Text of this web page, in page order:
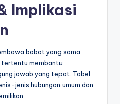
Implikasi
bobot yang sama.
tertentu membantu
jawab yang tepat. Tabel
jenis hubungan umum dan